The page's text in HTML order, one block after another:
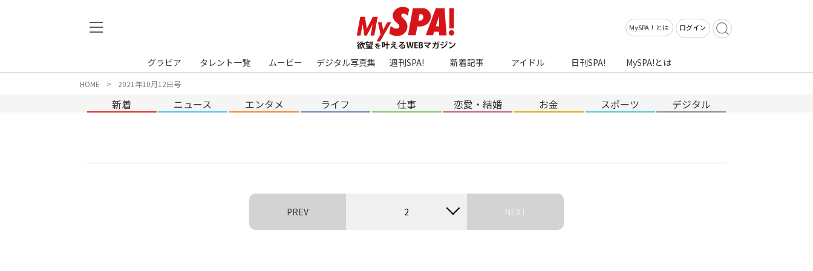
MySPA！とは ログイン
グラビア タレント一覧 ムービー デジタル写真集 週刊SPA! 新着記事 アイドル 日刊SPA! MySPA!とは
HOME 2021年10月12日号
新着 ニュース エンタメ ライフ 仕事 恋愛・結婚 お金 スポーツ デジタル
PREV 2 NEXT